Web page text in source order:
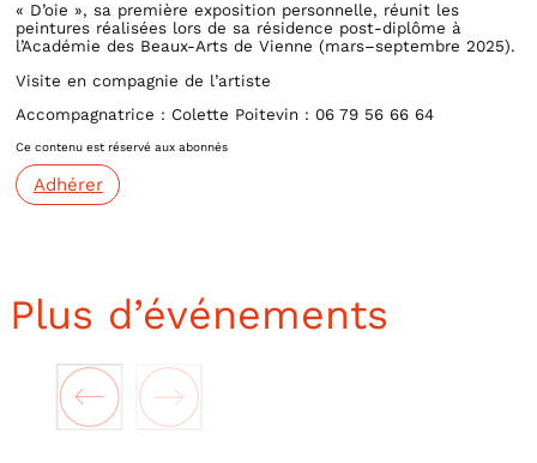
« D’oie », sa première exposition personnelle, réunit les
peintures réalisées lors de sa résidence post-diplôme à
l’Académie des Beaux-Arts de Vienne (mars–septembre 2025).
Visite en compagnie de l’artiste
Accompagnatrice : Colette Poitevin : 06 79 56 66 64
Ce contenu est réservé aux abonnés
Adhérer
Plus d’événements